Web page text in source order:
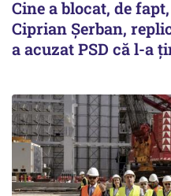
Cine a blocat, de
Ciprian Șerban,
a acuzat PSD că l-a